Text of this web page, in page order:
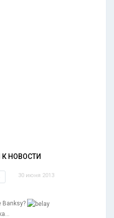
НОВОСТИ
30 июня 2013
Banksy?